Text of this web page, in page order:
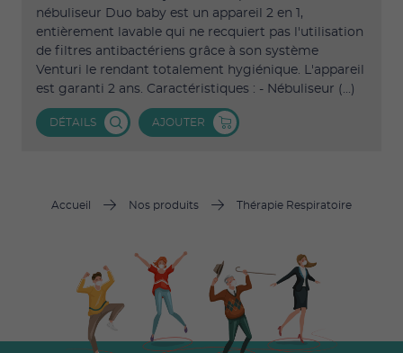
nébuliseur Duo baby est un appareil 2 en 1,
entièrement lavable qui ne recquiert pas l'utilisation
de filtres antibactériens grâce à son système
Venturi le rendant totalement hygiénique. L'appareil
est garanti 2 ans. Caractéristiques : - Nébuliseur (...)
DÉTAILS AJOUTER
Accueil Nos produits Thérapie Respiratoire